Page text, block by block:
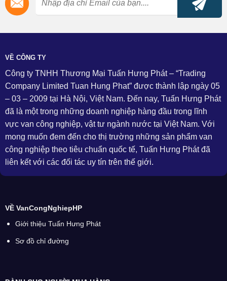
VỀ CÔNG TY
Công ty TNHH Thương Mại Tuấn Hưng Phát – “Trading
Company Limited Tuan Hung Phat” được thành lập ngày 05
– 03 – 2009 tại Hà Nội, Việt Nam. Đến nay, Tuấn Hưng Phát
đã là một trong những doanh nghiệp hàng đầu trong lĩnh
vực van công nghiệp, vật tư ngành nước tại Việt Nam. Với
mong muốn đem đến cho thị trường những sản phẩm van
công nghiệp theo tiêu chuẩn quốc tế, Tuấn Hưng Phát đã
liên kết với các đối tác uy tín trên thế giới.
VỀ VanCongNghiepHP
Giới thiệu Tuấn Hưng Phát
Sơ đồ chỉ đường